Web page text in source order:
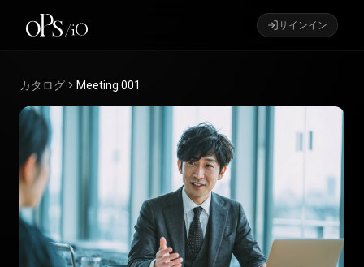
サインイン
カタログ Meeting 001